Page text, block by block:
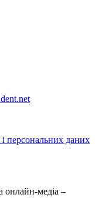
і персональних даних
онлайн-медіа –